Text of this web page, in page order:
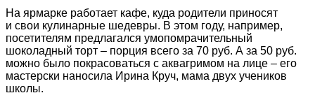
На ярмарке работает кафе, куда родители приносят
и свои кулинарные шедевры. В этом году, например,
посетителям предлагался умопомрачительный
шоколадный торт – порция всего за 70 руб. А за 50 руб.
можно было покрасоваться с аквагримом на лице – его
мастерски наносила Ирина Круч, мама двух учеников
школы.